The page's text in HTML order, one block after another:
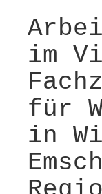
im
für
in